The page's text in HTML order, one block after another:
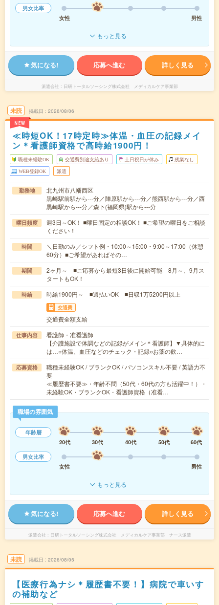
男女比率
女性
男性
もっと見る
気になる! 応募へ進む 詳しく見る
派遣会社 日研トータルソーシング株式会社 メディカルケア事業部
未読
NEW
掲載日 2026/08/06
≪時短OK！17時定時≫体温・血圧の記録メイ
ン＊看護師資格で高時給1900円！
職種未経験OK 交通費別途支給あり 土日祝日が休み 残業なし
WEB登録OK 派遣
勤務地
北九州市八幡西区
黒崎駅前駅から---分／陣原駅から---分／熊西駅から---分／西
黒崎駅から---分／森下(福岡県)駅から---分
曜日頻度
週3日～OK！ ■曜日固定の相談OK！ ■ご希望の曜日をご相談
ください！
時間
＼日勤のみ／シフト例・10:00～15:00・9:00～17:00（休憩
60分）■ご希望があればその…
期間
2ヶ月～ ■ご応募から最短3日後に開始可能 8月～、9月ス
タートもOK！
時給 時給1900円～ ■週払いOK ■日収1万5200円以上
交通費
交通費全額支給
仕事内容
看護師・准看護師
【介護施設で体調などの記録がメイン＊看護師】▼具体的に
は…○体温、血圧などのチェック・記録○お薬の飲…
応募資格
職種未経験OK / ブランクOK / パソコンスキル不要 / 英語力不
要
≪履歴書不要≫・年齢不問（50代・60代の方も活躍中！）・
未経験OK・ブランクOK・看護師資格（准看…
職場の雰囲気
年齢層
20代
30代 40代 50代
60代
男女比率
女性
男性
もっと見る
気になる! 応募へ進む 詳しく見る
派遣会社 日研トータルソーシング株式会社 メディカルケア事業部 ナース派遣
未読 掲載日 2026/08/05
【医療行為ナシ＊履歴書不要！】病院で車いす
の補助など